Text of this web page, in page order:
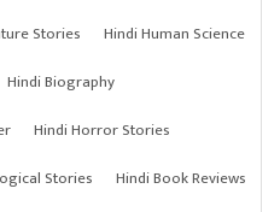
Stories
Hindi Human Science
Hindi Biography
Hindi Horror Stories
Stories
Hindi Book Reviews